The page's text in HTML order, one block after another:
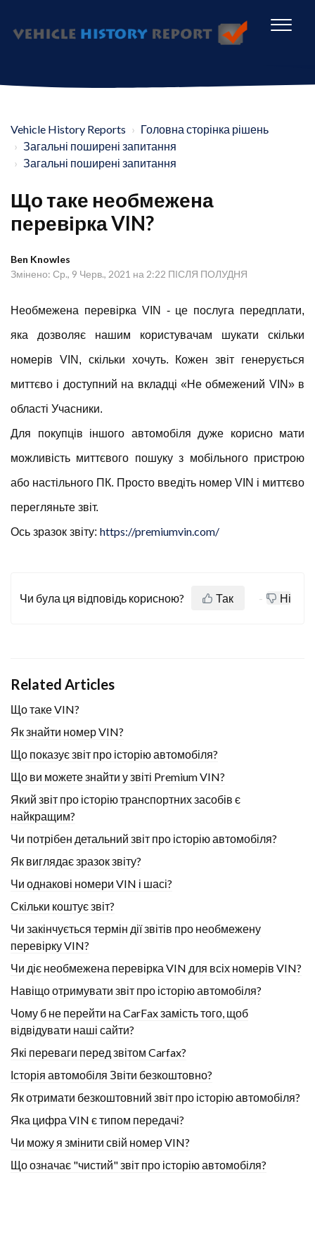
Vehicle History Reports
Головна сторінка рішень
Загальні поширені запитання
Загальні поширені запитання
Що таке необмежена
перевірка VIN?
Ben Knowles
Змінено: Ср., 9 Черв., 2021 на 2:22 ПІСЛЯ ПОЛУДНЯ
Необмежена перевірка VIN - це послуга передплати,
яка дозволяє нашим користувачам шукати скільки
номерів VIN, скільки хочуть. Кожен звіт генерується
миттєво і доступний на вкладці «Не обмежений VIN» в
області Учасники.
Для покупців іншого автомобіля дуже корисно мати
можливість миттєвого пошуку з мобільного пристрою
або настільного ПК. Просто введіть номер VIN і миттєво
перегляньте звіт.
Ось зразок звіту: https://premiumvin.com/
Чи була ця відповідь корисною? Так Ні
Related Articles
Що таке VIN?
Як знайти номер VIN?
Що показує звіт про історію автомобіля?
Що ви можете знайти у звіті Premium VIN?
Який звіт про історію транспортних засобів є
найкращим?
Чи потрібен детальний звіт про історію автомобіля?
Як виглядає зразок звіту?
Чи однакові номери VIN і шасі?
Скільки коштує звіт?
Чи закінчується термін дії звітів про необмежену
перевірку VIN?
Чи діє необмежена перевірка VIN для всіх номерів VIN?
Навіщо отримувати звіт про історію автомобіля?
Чому б не перейти на CarFax замість того, щоб
відвідувати наші сайти?
Які переваги перед звітом Carfax?
Історія автомобіля Звіти безкоштовно?
Як отримати безкоштовний звіт про історію автомобіля?
Яка цифра VIN є типом передачі?
Чи можу я змінити свій номер VIN?
Що означає "чистий" звіт про історію автомобіля?